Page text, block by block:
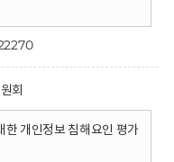
회
한 개인정보 침해요인 평가